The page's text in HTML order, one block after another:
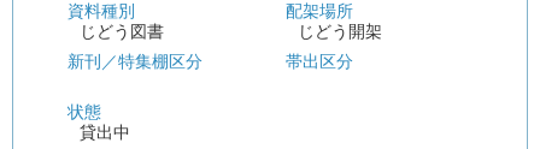
資料種別
じどう図書
新刊／特集棚区分
状態
貸出中
配架場所
じどう開架
帯出区分